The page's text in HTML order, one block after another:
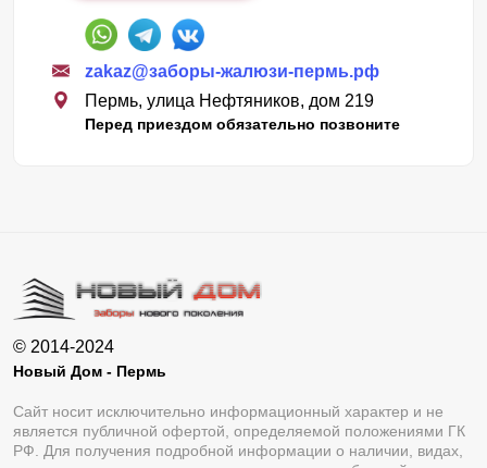
zakaz@заборы-жалюзи-пермь.рф
Пермь, улица Нефтяников, дом 219
Перед приездом обязательно позвоните
© 2014-2024
Новый Дом - Пермь
Сайт носит исключительно информационный характер и не
является публичной офертой, определяемой положениями ГК
РФ. Для получения подробной информации о наличии, видах,